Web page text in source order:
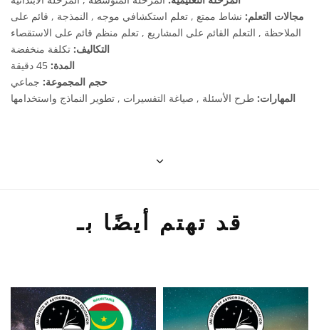
مجالات التعلم: نشاط ممتع , تعلم استكشافي موجه , النمذجة , قائم على
الملاحظة , التعلم القائم على المشاريع , تعلم منظم قائم على الاستقصاء
التكاليف: تكلفة منخفضة
المدة:
حجم المجموعة: جماعي
المهارات: طرح الأسئلة , صياغة التفسيرات , تطوير النماذج واستخدامها
قد تهتم أيضًا بـ